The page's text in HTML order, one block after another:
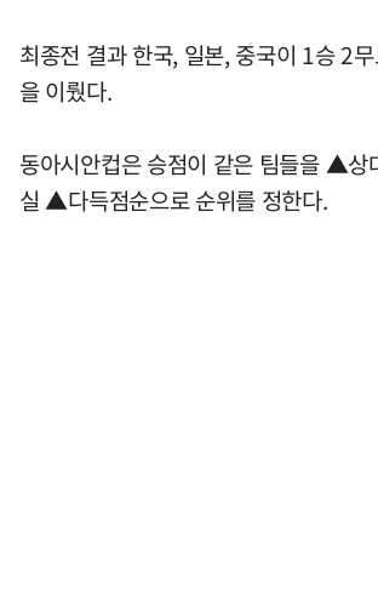
최종전 결과 한국, 일본, 중국이 1승 2
을 이뤘다.
동아시안컵은 승점이 같은 팀들을 ▲
실 ▲다득점순으로 순위를 정한다.